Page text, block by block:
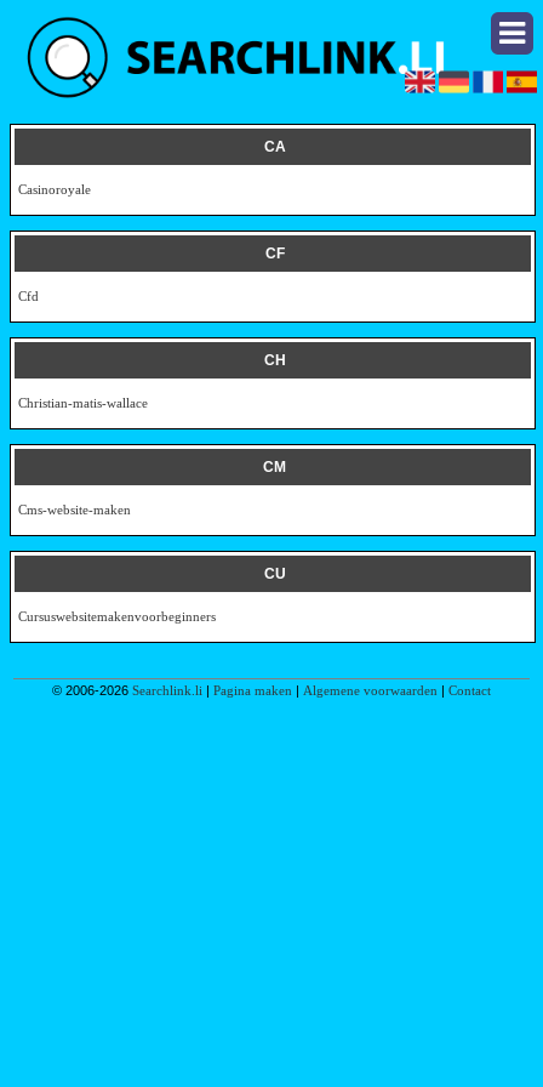
CA
Casinoroyale
CF
Cfd
CH
Christian-matis-wallace
CM
Cms-website-maken
CU
Cursuswebsitemakenvoorbeginners
© 2006-2026 Searchlink.li | Pagina maken | Algemene voorwaarden | Contact